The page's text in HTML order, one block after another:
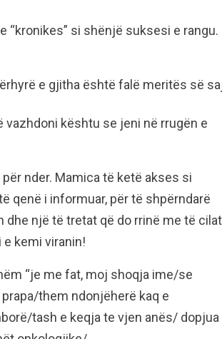
“kronikes” si shënjë suksesi e rangu.
e gjitha është falë meritës së
kështu se jeni në rrugën e
nder. Mamica të ketë akses si
qenë i informuar, për të shpërndarë
dhe një të tretat që do rrinë me të cilat
kemi viranin!
“je me fat, moj shoqja ime/se
them ndonjëherë kaq e
tash e keqja te vjen anës/ dopjua